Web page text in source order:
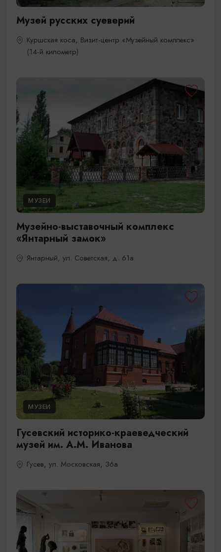
Музей русских суеверий
Куршская коса, Визит-центр «Музейный комплекс»
(14-й километр)
МУЗЕИ
Музейно-выставочный комплекс
«Янтарный замок»
Янтарный, ул. Советская, д. 61а
МУЗЕИ
Гусевский историко-краеведческий
музей им. А.М. Иванова
Гусев, ул. Московская, 36а